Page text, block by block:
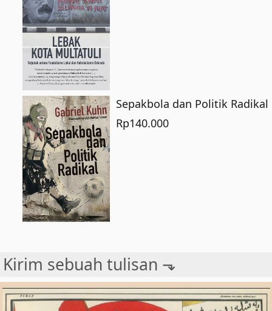
Sepakbola dan Politik Radikal
Rp140.000
Kirim sebuah tulisan ⬎